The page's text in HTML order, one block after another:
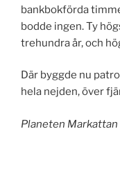
bankbokförda
bodde ingen. Ty
trehundra år, och
Där byggde nu
hela nejden, över
Planeten Markattan